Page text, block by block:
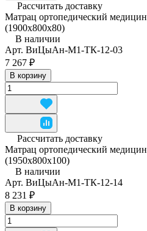
Рассчитать доставку
Матрац ортопедический
(1900х800х80)
В наличии
Арт. ВиЦыАн-М1-ТК-12-03
7 267 ₽
В корзину
Рассчитать доставку
Матрац ортопедический
(1950x800x100)
В наличии
Арт. ВиЦыАн-М1-ТК-12-14
8 231 ₽
В корзину